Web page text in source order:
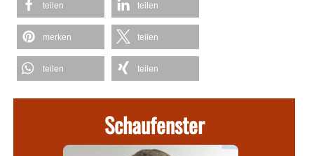
teilen teilen
merken teilen
teilen teilen
Schaufenster